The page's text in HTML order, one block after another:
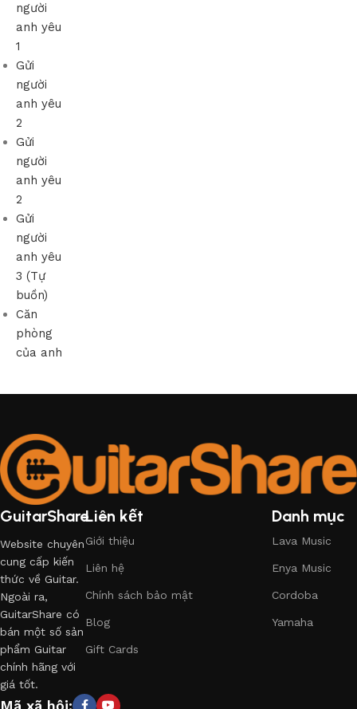
người
anh yêu
1
Gửi
người
anh yêu
2
Gửi
người
anh yêu
2
Gửi
người
anh yêu
3 (Tự
buồn)
Căn
phòng
của anh
GuitarShare
Website chuyên
cung cấp kiến
thức về Guitar.
Ngoài ra,
GuitarShare có
bán một số sản
phẩm Guitar
chính hãng với
giá tốt.
Liên kết
Giới thiệu
Liên hệ
Chính sách bảo mật
Blog
Gift Cards
Danh mục
Lava Music
Enya Music
Cordoba
Yamaha
Mã xã hội: